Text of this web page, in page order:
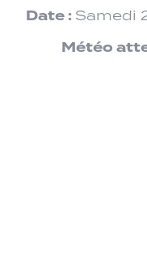
Date : Samedi
Météo